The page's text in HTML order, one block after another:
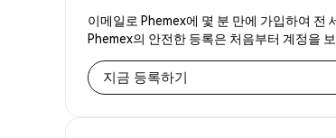
이메일로 Phemex에 몇 분 만에 가입하여 전
Phemex의 안전한 등록은 처음부터 계정을
지금 등록하기